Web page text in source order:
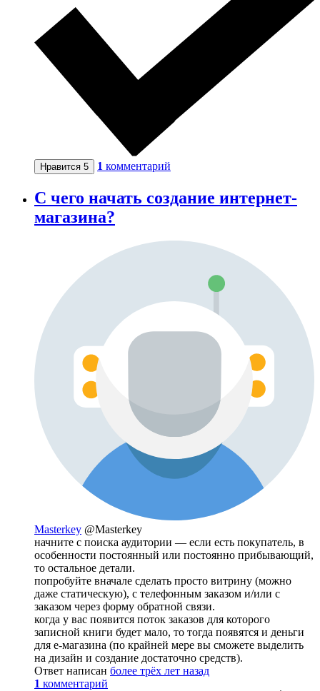
Нравится 5 1 комментарий
С чего начать создание интернет-
магазина?
Masterkey @Masterkey
начните с поиска аудитории — если есть покупатель, в
особенности постоянный или постоянно прибывающий,
то остальное детали.
попробуйте вначале сделать просто витрину (можно
даже статическую), с телефонным заказом и/или с
заказом через форму обратной связи.
когда у вас появится поток заказов для которого
записной книги будет мало, то тогда появятся и деньги
для е-магазина (по крайней мере вы сможете выделить
на дизайн и создание достаточно средств).
Ответ написан более трёх лет назад
1 комментарий